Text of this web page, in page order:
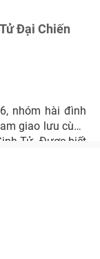
Đại Chiến
nhóm hài đình
giao lưu cùng
Tử. Được biết